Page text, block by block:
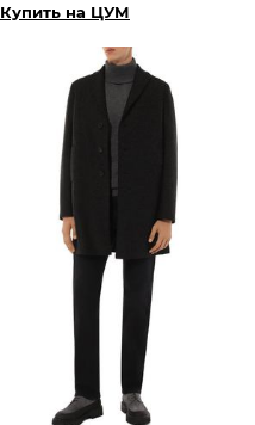
Купить на ЦУМ